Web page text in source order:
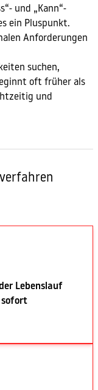
und „Kann“-
ein Pluspunkt.
Anforderungen
suchen,
oft früher als
und
Lebenslauf
sofort